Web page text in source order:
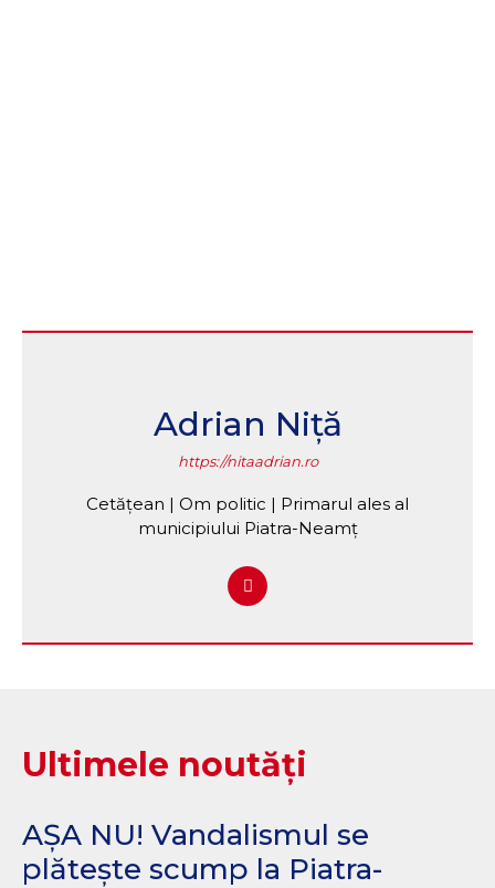
Adrian Niță
https://nitaadrian.ro
Cetățean | Om politic | Primarul ales al
municipiului Piatra-Neamț
Ultimele noutăți
AȘA NU! Vandalismul se
plătește scump la Piatra-